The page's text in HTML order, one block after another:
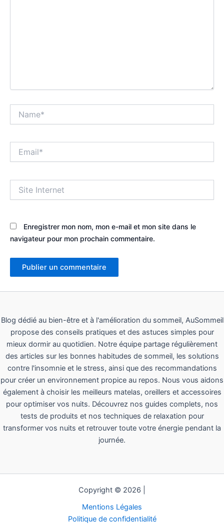
Internet
Enregistrer mon nom, mon e-mail et mon site dans le
navigateur pour mon prochain commentaire.
Blog dédié au bien-être et à l'amélioration du sommeil, AuSommeil
propose des conseils pratiques et des astuces simples pour
mieux dormir au quotidien. Notre équipe partage régulièrement
des articles sur les bonnes habitudes de sommeil, les solutions
contre l'insomnie et le stress, ainsi que des recommandations
pour créer un environnement propice au repos. Nous vous aidons
également à choisir les meilleurs matelas, oreillers et accessoires
pour optimiser vos nuits. Découvrez nos guides complets, nos
tests de produits et nos techniques de relaxation pour
transformer vos nuits et retrouver toute votre énergie pendant la
journée.
Copyright © 2026 |
Mentions Légales
Politique de confidentialité